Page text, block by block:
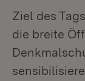
Ziel des
die breite